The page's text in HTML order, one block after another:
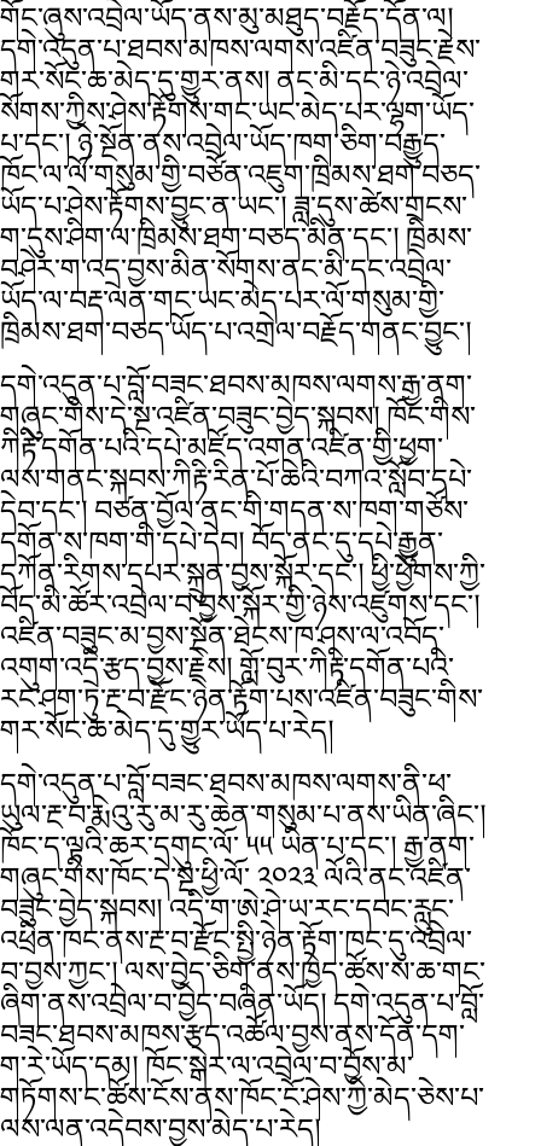
གོང་ཞུས་འབྲེལ་ཡོད་ནས་མུ་མཐུད་བརྗོད་དོན་ལ།
དགེ་འདུན་པ་ཐབས་མཁས་ལགས་འཛིན་བཟུང་རྗེས་
གར་སོང་ཆ་མེད་དུ་གྱུར་ནས། ནང་མི་དང་ཉེ་འབྲེལ་
སོགས་ཀྱིས་ཤེས་རྟོགས་གང་ཡང་མེད་པར་ལྷག་ཡོད་
པ་དང་། ཉེ་སྔོན་ནས་འབྲེལ་ཡོད་ཁག་ཅིག་བརྒྱུད་
ཁོང་ལ་ལོ་གསུམ་གྱི་བཙོན་འཇུག་ཁྲིམས་ཐག་བཅད་
ཡོད་པ་ཤེས་རྟོགས་བྱུང་ན་ཡང་། ཟླ་དུས་ཚེས་གྲངས་
ག་དུས་ཤིག་ལ་ཁྲིམས་ཐག་བཅད་མིན་དང་། ཁྲིམས་
བཤེར་ག་འདྲ་བྱས་མིན་སོགས་ནང་མི་དང་འབྲེལ་
ཡོད་ལ་བརྡ་ལན་གང་ཡང་མེད་པར་ལོ་གསུམ་གྱི་
ཁྲིམས་ཐག་བཅད་ཡོད་པ་འགྲེལ་བརྗོད་གནང་བྱུང་།
དགེ་འདུན་པ་བློ་བཟང་ཐབས་མཁས་ལགས་རྒྱ་ནག་
གཞུང་གིས་དེ་སྔ་འཛིན་བཟུང་བྱེད་སྐབས། ཁོང་གིས་
ཀིརྟི་དགོན་པའི་དཔེ་མཛོད་འགན་འཛིན་གྱི་ཕྱག་
ལས་གནང་སྐབས་ཀིརྟི་རིན་པོ་ཆེའི་བཀའ་སློབ་དཔེ་
དེབ་དང་། བཙན་བྱོལ་ནང་གི་གདན་ས་ཁག་གཙོས་
དགོན་ས་ཁག་གི་དཔེ་དེབ། བོད་ནང་དུ་དཔེ་རྒྱུན་
དཀོན་རིགས་དཔར་སྐྲུན་བྱས་སྐོར་དང་། ཕྱི་ཕྱོགས་ཀྱི་
བོད་མི་ཚོར་འབྲེལ་བ་བྱས་སྐོར་གྱི་ཉེས་འཛུགས་དང་།
འཛིན་བཟུང་མ་བྱས་སྔོན་ཐེངས་ཁ་ཤས་ལ་འབོད་
འགུག་འདྲི་རྩད་བྱས་རྗེས། གློ་བུར་ཀིརྟི་དགོན་པའི་
རང་ཤག་ཏུ་རྔ་བ་རྫོང་ཉེན་རྟོག་པས་འཛིན་བཟུང་གིས་
གར་སོང་ཆ་མེད་དུ་གྱུར་ཡོད་པ་རེད།
དགེ་འདུན་པ་བློ་བཟང་ཐབས་མཁས་ལགས་ནི་ཕ་
ཡུལ་རྔ་བ་རྨེའུ་རུ་མ་རུ་ཆེན་གསུམ་པ་ནས་ཡིན་ཞིང་།
ཁོང་ད་ལྟའི་ཆར་དགུང་ལོ་ ༥༥ ཡིན་པ་དང་། རྒྱ་ནག་
གཞུང་གིས་ཁོང་དེ་སྔ་ཕྱི་ལོ་ ༢༠༢༣ ལོའི་ནང་འཛིན་
བཟུང་བྱེད་སྐབས། འདི་ག་ཨེ་ཤེ་ཡ་རང་དབང་རླུང་
འཕྲིན་ཁང་ནས་རྔ་བ་རྫོང་སྤྱི་ཉེན་རྟོག་ཁང་དུ་འབྲེལ་
བ་བྱས་ཀྱང་། ལས་བྱེད་ཅིག་ནས་ཁྱེད་ཚོས་ས་ཆ་གང་
ཞིག་ནས་འབྲེལ་བ་བྱེད་བཞིན་ཡོད། དགེ་འདུན་པ་བློ་
བཟང་ཐབས་མཁས་རྩད་འཚོལ་བྱས་ནས་དོན་དག་
ག་རེ་ཡོད་དམ། ཁོང་སྒེར་ལ་འབྲེལ་བ་བྱོས་མ་
གཏོགས་ང་ཚོས་ངོས་ནས་ཁོང་ངོ་ཤེས་ཀྱི་མེད་ཅེས་པ་
ལས་ལན་འདེབས་བྱས་མེད་པ་རེད།